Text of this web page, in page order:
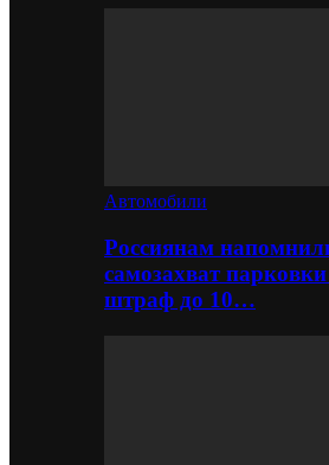
Автомобили
Россиянам
самозахват
штраф до 10…